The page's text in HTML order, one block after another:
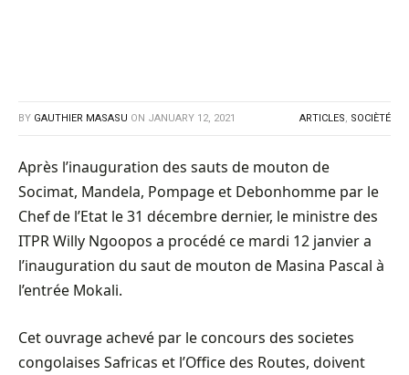
BY GAUTHIER MASASU ON JANUARY 12, 2021 ARTICLES, SOCIÈTÉ
Après l’inauguration des sauts de mouton de
Socimat, Mandela, Pompage et Debonhomme par le
Chef de l’Etat le 31 décembre dernier, le ministre des
ITPR Willy Ngoopos a procédé ce mardi 12 janvier a
l’inauguration du saut de mouton de Masina Pascal à
l’entrée Mokali.
Cet ouvrage achevé par le concours des societes
congolaises Safricas et l’Office des Routes, doivent